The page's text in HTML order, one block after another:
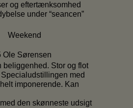
og eftertænksomhed
under “seancen”
Weekend
Ole Sørensen
beliggenhed. Stor og flot
med
imponerende. Kan
den skønneste udsigt